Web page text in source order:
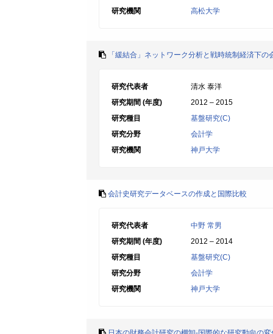
研究機関
高松大学
「緩結合」ネットワーク分析と戦時統制経済下の
研究代表者
清水 泰洋
研究期間 (年度)
2012 – 2015
研究種目
基盤研究(C)
研究分野
会計学
研究機関
神戸大学
会計史研究データベースの作成と国際比較
研究代表者
中野 常男
研究期間 (年度)
2012 – 2014
研究種目
基盤研究(C)
研究分野
会計学
研究機関
神戸大学